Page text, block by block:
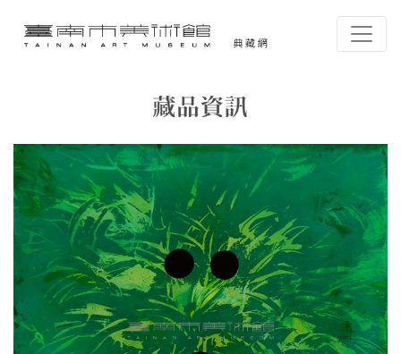
臺南市美術館-典藏網
網頁導覽
:::